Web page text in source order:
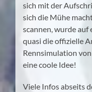
sich mit der
sich die Mühe
scannen, wurde auf
quasi die offizielle
Rennsimulation
eine coole Idee!
Viele Infos abseits